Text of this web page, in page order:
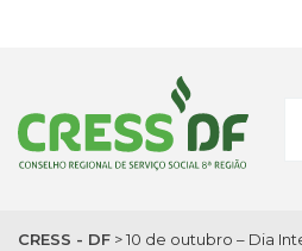
CRESS - DF >10 de outubro – Dia